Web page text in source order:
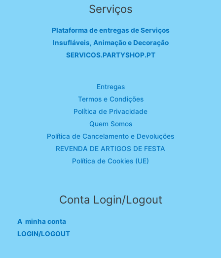
Serviços
Plataforma de entregas de Serviços
Insufláveis, Animação e Decoração
SERVICOS.PARTYSHOP.PT
Entregas
Termos e Condições
Política de Privacidade
Quem Somos
Política de Cancelamento e Devoluções
REVENDA DE ARTIGOS DE FESTA
Política de Cookies (UE)
Conta Login/Logout
A minha conta
LOGIN/LOGOUT